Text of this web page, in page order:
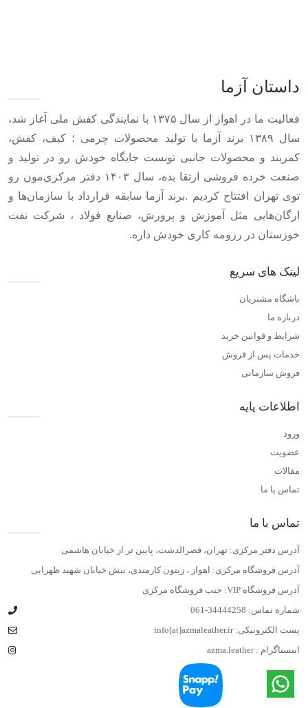
داستان آزما
فعالیت ما در اهواز از سال ۱۳۷۵ با نمایندگی کفش ملی آغاز شد،
سال ۱۳۸۹ برند آزما با تولید محصولات چرمی ؛ کیف، کفش،
کمربند و محصولات جانبی تونست جایگاه خودش رو در تولید و
صنعت خرده فروشی ارتقا بده، سال ۱۴۰۳ دفتر مرکزی‌مون رو
توی تهران افتتاح کردیم .برند آزما سابقه قرارداد با سازمان‌ها و
ارگان‌هایی مثل آموزش و پرورش، صنایع فولاد ، شرکت نفت
خوزستان در رزومه کاری خودش داره.
لینک های سریع
باشگاه مشتریان
درباره ما
شرایط و قوانین خرید
خدمات پس از فروش
فروش سازمانی
اطلاعات پایه
ورود
عضویت
مقالات
تماس با ما
تماس با ما
آدرس دفتر مرکزی: تهران، قصرالدشت، پایین تر از خیابان هاشمی
آدرس فروشگاه مرکزی: اهواز ، زیتون کارمندی، نبش خیابان شهید ظهرابی
آدرس فروشگاه VIP: جنب فروشگاه مرکزی
شماره تماس: 061-34444258
پست الکترونیکی:info[at]azmaleather.ir
اینستاگرام :azma.leather